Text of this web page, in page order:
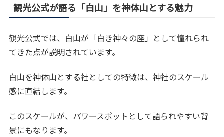
観光公式が語る「白山」を神体山とする魅力
観光公式では、白山が「白き神々の座」として憧れられ
てきた点が説明されています。
白山を神体山とする社としての特徴は、神社のスケール
感に直結します。
このスケールが、パワースポットとして語られやすい背
景にもなります。